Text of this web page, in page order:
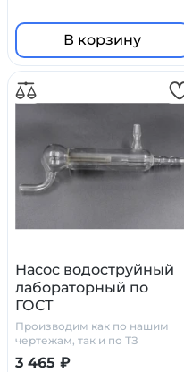
В корзину
Насос водоструйный
лабораторный по
ГОСТ
Производим как по нашим
чертежам, так и по ТЗ
заказчика.
3 465 ₽